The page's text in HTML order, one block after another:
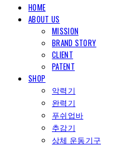
HOME
ABOUT US
MISSION
BRAND STORY
CLIENT
PATENT
SHOP
악력기
완력기
푸쉬업바
추감기
상체 운동기구